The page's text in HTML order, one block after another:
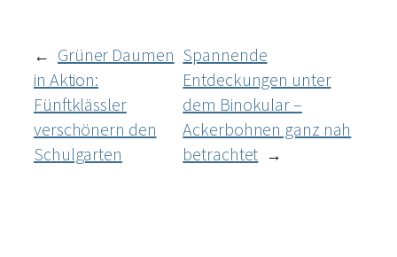
← Grüner Daumen
in Aktion:
Fünftklässler
verschönern den
Schulgarten
Spannende
Entdeckungen unter
dem Binokular –
Ackerbohnen ganz nah
betrachtet →